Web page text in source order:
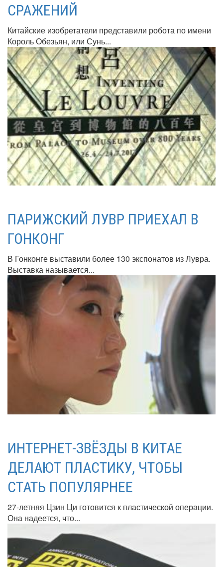
СРАЖЕНИЙ
Китайские изобретатели представили робота по имени
Король Обезьян, или Сунь...
ПАРИЖСКИЙ ЛУВР ПРИЕХАЛ В
ГОНКОНГ
В Гонконге выставили более 130 экспонатов из Лувра.
Выставка называется...
ИНТЕРНЕТ-ЗВЁЗДЫ В КИТАЕ
ДЕЛАЮТ ПЛАСТИКУ, ЧТОБЫ
СТАТЬ ПОПУЛЯРНЕЕ
27-летняя Цзин Ци готовится к пластической операции.
Она надеется, что...